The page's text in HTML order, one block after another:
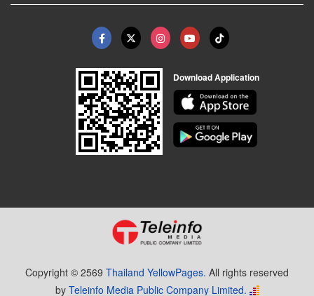
Download Application
Copyright © 2569 Thailand YellowPages. All rights reserved
by Teleinfo Media Public Company Limited.